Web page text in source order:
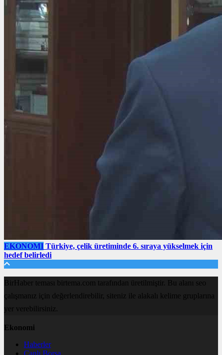
EKONOMI Türkiye, çelik üretiminde 6. sıraya yükselmek için
hedef belirledi
BirHaber teması birtema.com tarafından üretilmiştir. Bu alanı seo
çalışmanız için değerlendirebilir, siteniz ile alakalı kelime gruplarına
yer verebilirsiniz.
Ekonomi
Haberler
Canlı Borsa